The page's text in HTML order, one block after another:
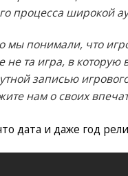
процесса широкой
мы понимали, что
не та игра, в
записью
нам о своих
дата и даже год